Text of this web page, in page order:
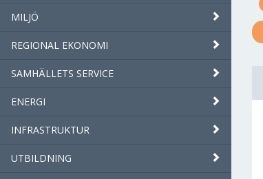
MILJÖ
REGIONAL EKONOMI
SAMHÄLLETS SERVICE
ENERGI
INFRASTRUKTUR
UTBILDNING